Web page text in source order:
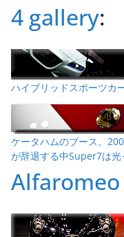
4 gallery:
ハイブリッドスポーツカ
ケータハムのブース。
が辞退する中Super7は光